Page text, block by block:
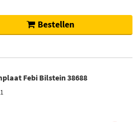
Bestellen
Febi Bilstein 38688